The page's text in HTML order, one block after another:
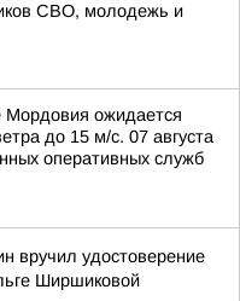
СВО, молодежь и
Мордовия ожидается
до 15 м/с. 07 августа
оперативных служб
вручил удостоверение
Ширшиковой